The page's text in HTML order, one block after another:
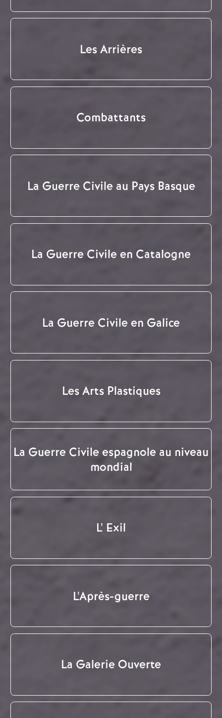
Les Arrières
Combattants
La Guerre Civile au Pays Basque
La Guerre Civile en Catalogne
La Guerre Civile en Galice
Les Arts Plastiques
La Guerre Civile espagnole au niveau
mondial
L' Exil
L'Après-guerre
La Galerie Ouverte